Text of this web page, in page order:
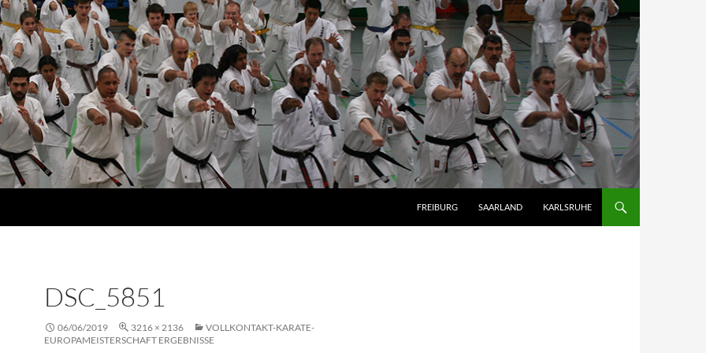
FREIBURG SAARLAND KARLSRUHE
DSC_5851
06/06/2019 3216 × 2136
VOLLKONTAKT-KARATE-
EUROPAMEISTERSCHAFT ERGEBNISSE